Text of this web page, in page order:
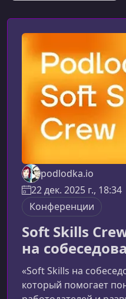
podlodka.io
22 дек. 2025 г., 18:34
Конференции
Soft Skills
на
«Soft Skills на
который помогает